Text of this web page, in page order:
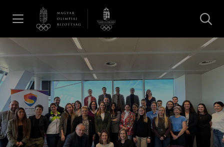
Hírek
Galéria
Dakar 2026